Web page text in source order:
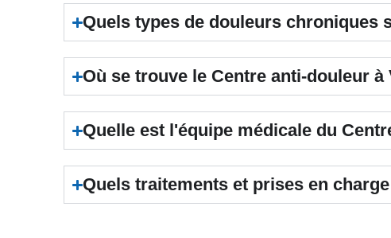
Quels types de douleurs chroniques
Où se trouve le Centre anti-douleur
Quelle est l'équipe médicale du
Quels traitements et prises en